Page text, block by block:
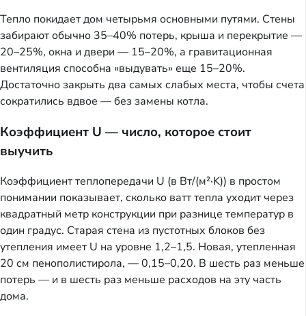
Тепло покидает дом четырьмя основными путями. Стены
забирают обычно 35–40% потерь, крыша и перекрытие —
20–25%, окна и двери — 15–20%, а гравитационная
вентиляция способна «выдувать» еще 15–20%.
Достаточно закрыть два самых слабых места, чтобы счета
сократились вдвое — без замены котла.
Коэффициент U — число, которое стоит
выучить
Коэффициент теплопередачи U (в Вт/(м²·K)) в простом
понимании показывает, сколько ватт тепла уходит через
квадратный метр конструкции при разнице температур в
один градус. Старая стена из пустотных блоков без
утепления имеет U на уровне 1,2–1,5. Новая, утепленная
20 см пенополистирола, — 0,15–0,20. В шесть раз меньше
потерь — и в шесть раз меньше расходов на эту часть
дома.